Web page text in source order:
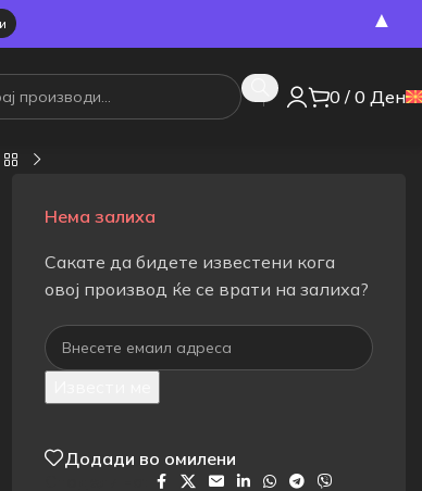
0 / 0 Ден
Нема залиха
Сакате да бидете известени кога
овој производ ќе се врати на залиха?
Додади во омилени
▲